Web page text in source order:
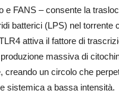
e FANS – consente la
batterici (LPS) nel torrente
attiva il fattore di
massiva di
creando un circolo che
sistemica a bassa intensità.